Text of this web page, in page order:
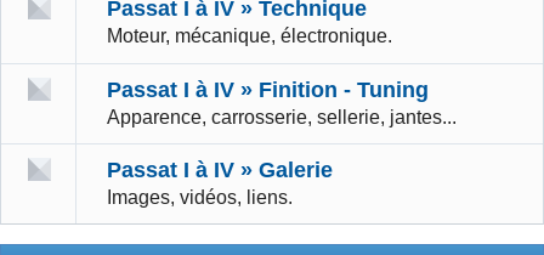
Passat I à IV » Technique
Moteur, mécanique, électronique.
Passat I à IV » Finition - Tuning
Apparence, carrosserie, sellerie, jantes...
Passat I à IV » Galerie
Images, vidéos, liens.